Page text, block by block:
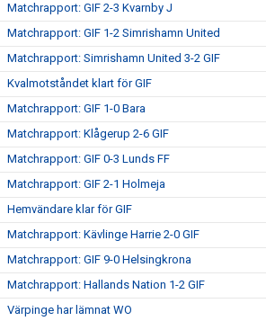
Matchrapport: GIF 2-3 Kvarnby J
Matchrapport: GIF 1-2 Simrishamn United
Matchrapport: Simrishamn United 3-2 GIF
Kvalmotståndet klart för GIF
Matchrapport: GIF 1-0 Bara
Matchrapport: Klågerup 2-6 GIF
Matchrapport: GIF 0-3 Lunds FF
Matchrapport: GIF 2-1 Holmeja
Hemvändare klar för GIF
Matchrapport: Kävlinge Harrie 2-0 GIF
Matchrapport: GIF 9-0 Helsingkrona
Matchrapport: Hallands Nation 1-2 GIF
Värpinge har lämnat WO